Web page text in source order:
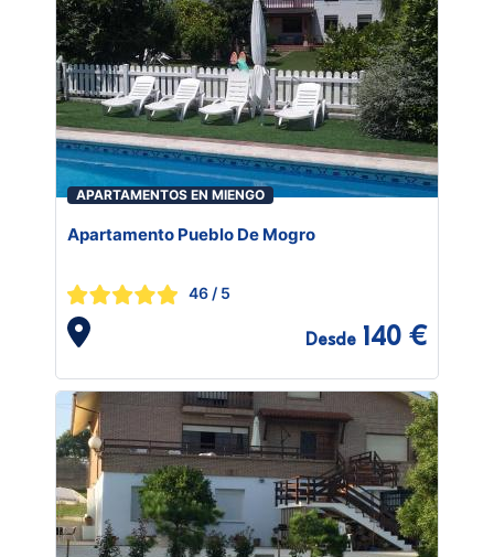
APARTAMENTOS EN MIENGO
Apartamento Pueblo De Mogro
46 / 5
Desde 140 €